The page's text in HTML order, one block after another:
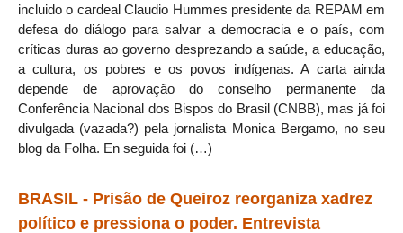
incluido o cardeal Claudio Hummes presidente da REPAM em
defesa do diálogo para salvar a democracia e o país, com
críticas duras ao governo desprezando a saúde, a educação,
a cultura, os pobres e os povos indígenas. A carta ainda
depende de aprovação do conselho permanente da
Conferência Nacional dos Bispos do Brasil (CNBB), mas já foi
divulgada (vazada?) pela jornalista Monica Bergamo, no seu
blog da Folha. En seguida foi (…)
BRASIL - Prisão de Queiroz reorganiza xadrez
político e pressiona o poder. Entrevista